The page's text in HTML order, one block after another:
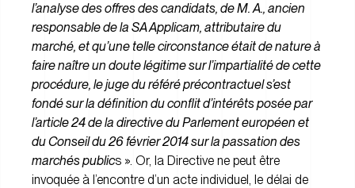
l’analyse des offres des candidats, de M. A., ancien
responsable de la SA Applicam, attributaire du
marché, et qu’une telle circonstance était de nature à
faire naître un doute légitime sur l’impartialité de cette
procédure, le juge du référé précontractuel s’est
fondé sur la définition du conflit d’intérêts posée par
l’article 24 de la directive du Parlement européen et
du Conseil du 26 février 2014 sur la passation des
marchés publics ». Or, la Directive ne peut être
invoquée à l’encontre d’un acte individuel, le délai de